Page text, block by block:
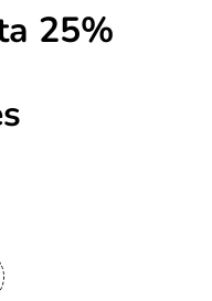
25%